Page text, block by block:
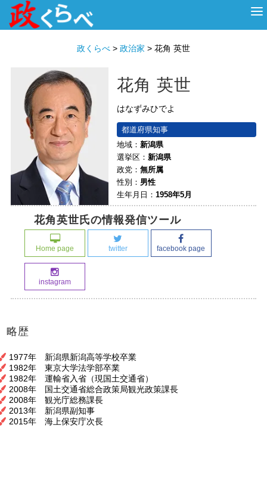
政くらべ > 政治家 > 花角 英世
花角 英世
はなずみひでよ
都道府県知事
地域： 新潟県
選挙区： 新潟県
政党： 無所属
性別： 男性
生年月日： 1958年5月
花角英世氏の情報発信ツール
Home page twitter facebook page
instagram
略歴
1977年 新潟県新潟高等学校卒業
1982年 東京大学法学部卒業
1982年 運輸省入省（現国土交通省）
2008年 国土交通省総合政策局観光政策課長
2008年 観光庁総務課長
2013年 新潟県副知事
2015年 海上保安庁次長